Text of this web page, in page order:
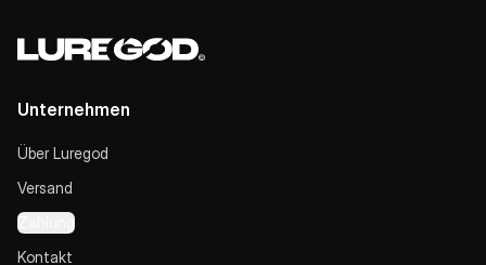
Unternehmen
Über Luregod
Versand
Zahlung
Kontakt